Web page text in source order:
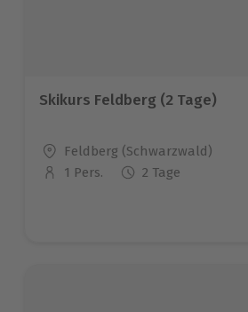
Skikurs Feldberg (2 Tage)
Standort
Feldberg (Schwarzwald)
Anzahl der Teilnehmer
1 Pers. 2 Tage